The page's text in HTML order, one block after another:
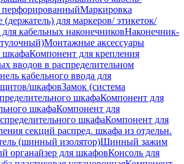
перфорированныйМаркировка
(держатель) для маркеров/ этикеток/
кабельных наконечниковНаконечник-
Монтажные аксессуары
шкафаКомпонент для крепления
вводов в распределительном
кабельного ввода для
щитов/шкафовЗамок (система
шкафаКомпонент для
шкафаКомпонент для
шкафаКомпонент для
секций распред. шкафа из отдельн.
(шинный изолятор)Шинный зажим
органайзер для шкафовКонсоль для